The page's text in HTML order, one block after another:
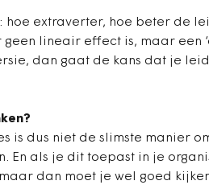
hoe extraverter, hoe beter de
lineair effect is, maar een
dan gaat de kans dat je
is dus niet de slimste manier
En als je dit toepast in je
dan moet je wel goed